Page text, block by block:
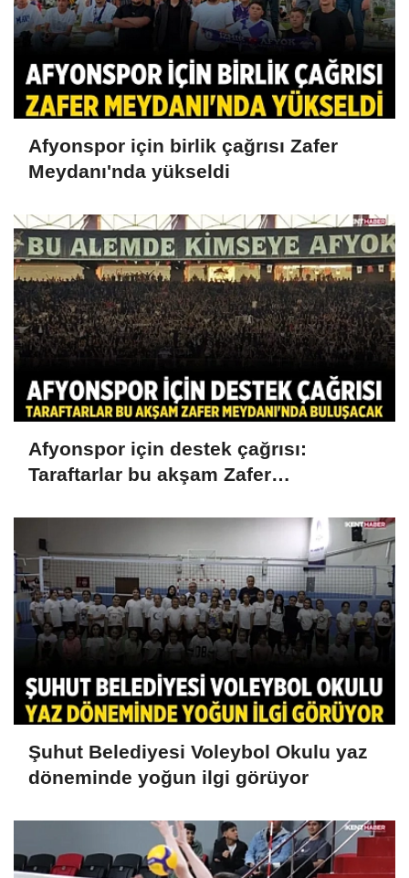
Afyonspor için birlik çağrısı Zafer
Meydanı'nda yükseldi
Afyonspor için destek çağrısı:
Taraftarlar bu akşam Zafer
Şuhut Belediyesi Voleybol Okulu yaz
döneminde yoğun ilgi görüyor